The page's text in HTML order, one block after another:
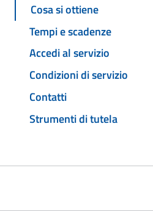
Cosa si ottiene
Tempi e scadenze
Accedi al servizio
Condizioni di servizio
Contatti
Strumenti di tutela